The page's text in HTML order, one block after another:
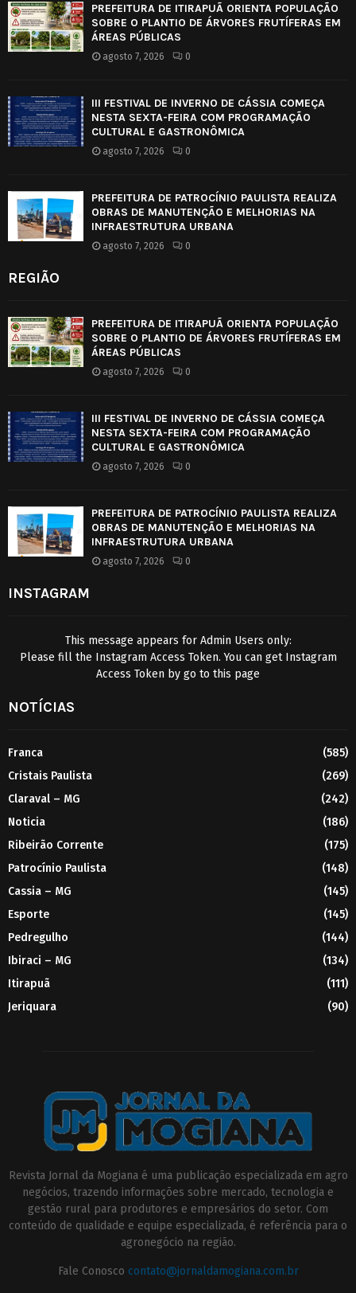
PREFEITURA DE ITIRAPUÃ ORIENTA POPULAÇÃO
SOBRE O PLANTIO DE ÁRVORES FRUTÍFERAS EM
ÁREAS PÚBLICAS
agosto 7, 2026 0
III FESTIVAL DE INVERNO DE CÁSSIA COMEÇA
NESTA SEXTA-FEIRA COM PROGRAMAÇÃO
CULTURAL E GASTRONÔMICA
agosto 7, 2026 0
PREFEITURA DE PATROCÍNIO PAULISTA REALIZA
OBRAS DE MANUTENÇÃO E MELHORIAS NA
INFRAESTRUTURA URBANA
agosto 7, 2026 0
REGIÃO
PREFEITURA DE ITIRAPUÃ ORIENTA POPULAÇÃO
SOBRE O PLANTIO DE ÁRVORES FRUTÍFERAS EM
ÁREAS PÚBLICAS
agosto 7, 2026 0
III FESTIVAL DE INVERNO DE CÁSSIA COMEÇA
NESTA SEXTA-FEIRA COM PROGRAMAÇÃO
CULTURAL E GASTRONÔMICA
agosto 7, 2026 0
PREFEITURA DE PATROCÍNIO PAULISTA REALIZA
OBRAS DE MANUTENÇÃO E MELHORIAS NA
INFRAESTRUTURA URBANA
agosto 7, 2026 0
INSTAGRAM
This message appears for Admin Users only:
Please fill the Instagram Access Token. You can get Instagram
Access Token by go to this page
NOTÍCIAS
Franca
(585)
Cristais Paulista
(269)
Claraval – MG
(242)
Noticia
(186)
Ribeirão Corrente
(175)
Patrocínio Paulista
(148)
Cassia – MG
(145)
Esporte
(145)
Pedregulho
(144)
Ibiraci – MG
(134)
Itirapuã
(111)
Jeriquara
(90)
Revista Jornal da Mogiana é uma publicação especializada em agro
negócios, trazendo informações sobre mercado, tecnologia e
gestão rural para produtores e empresários do setor. Com
conteúdo de qualidade e equipe especializada, é referência para o
agronegócio na região.
Fale Conosco contato@jornaldamogiana.com.br